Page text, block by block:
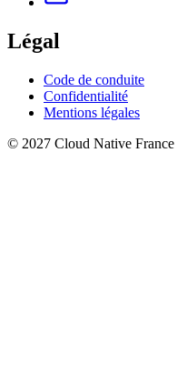
Légal
Code de conduite
Confidentialité
Mentions légales
© 2027 Cloud Native France